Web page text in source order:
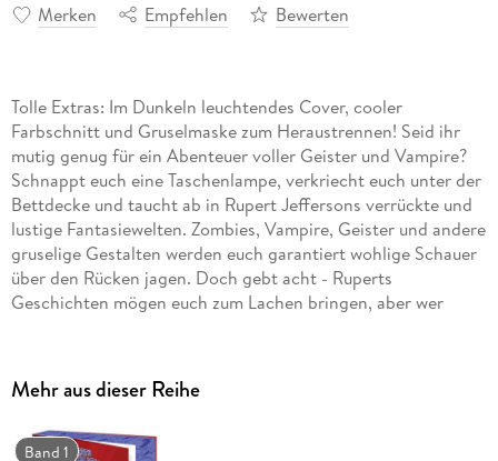
Merken Empfehlen Bewerten
Tolle Extras: Im Dunkeln leuchtendes Cover, cooler
Farbschnitt und Gruselmaske zum Heraustrennen! Seid ihr
mutig genug für ein Abenteuer voller Geister und Vampire?
Schnappt euch eine Taschenlampe, verkriecht euch unter der
Bettdecke und taucht ab in Rupert Jeffersons verrückte und
lustige Fantasiewelten. Zombies, Vampire, Geister und andere
gruselige Gestalten werden euch garantiert wohlige Schauer
über den Rücken jagen. Doch gebt acht - Ruperts
Geschichten mögen euch zum Lachen bringen, aber wer
wohlig-schauriger Figuren, spannenden Ereignissen und
natürlich dem typischen Humor, den Fans von RUPERT und
GREGS TAGEBUCH so lieben. Ein Muss für alle, die über
chaotische Abenteuer lachen können und Geschichten voller
Mehr aus dieser Reihe
Band 1